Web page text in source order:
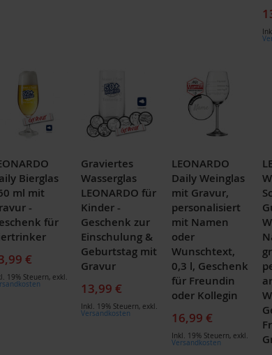
Bierglas
ml mit
-
für
€
19% Steuern, exkl.
Graviertes
Wasserglas
LEONARDO für
Kinder -
Geschenk zur
Einschulung &
Geburtstag mit
Gravur
13,99 €
Inkl. 19% Steuern, exkl.
Versandkosten
LEONARDO
Daily Weinglas
mit Gravur,
personalisiert
mit Namen
oder
Wunschtext,
0,3 l, Geschenk
für Freundin
oder Kollegin
16,99 €
Inkl. 19% Steuern, exkl.
Versandkosten